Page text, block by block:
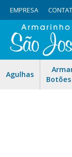
EMPRESA
Agulhas